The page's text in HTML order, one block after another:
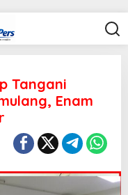
Tangani
Enam